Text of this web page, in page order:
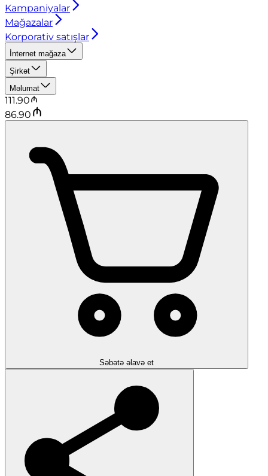
Kampaniyalar
Mağazalar
Korporativ satışlar
İnternet mağaza
Şirkət
Məlumat
111.90
86.90
Səbətə əlavə et